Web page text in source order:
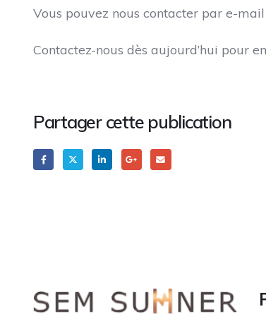
Vous pouvez nous contacter par e-
Contactez-nous dès aujourd’hui pour
Partager cette publication